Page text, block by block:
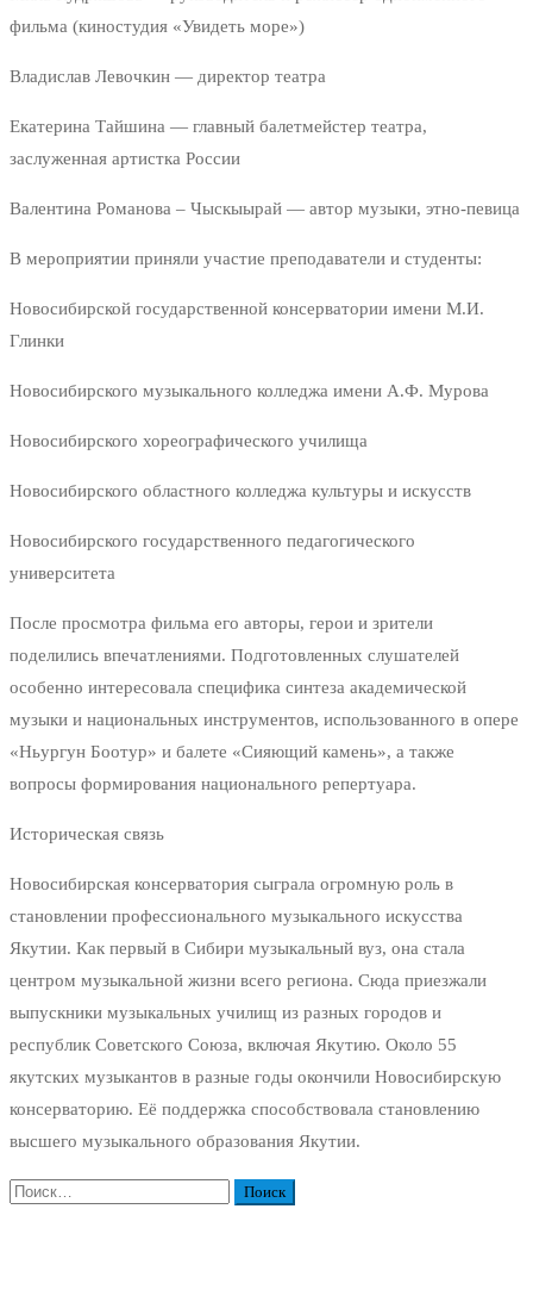
фильма (киностудия «Увидеть море»)
Владислав Левочкин — директор театра
Екатерина Тайшина — главный балетмейстер театра,
заслуженная артистка России
Валентина Романова – Чыскыырай — автор музыки, этно-певица
В мероприятии приняли участие преподаватели и студенты:
Новосибирской государственной консерватории имени М.И.
Глинки
Новосибирского музыкального колледжа имени А.Ф. Мурова
Новосибирского хореографического училища
Новосибирского областного колледжа культуры и искусств
Новосибирского государственного педагогического
университета
После просмотра фильма его авторы, герои и зрители
поделились впечатлениями. Подготовленных слушателей
особенно интересовала специфика синтеза академической
музыки и национальных инструментов, использованного в опере
«Ньургун Боотур» и балете «Сияющий камень», а также
вопросы формирования национального репертуара.
Историческая связь
Новосибирская консерватория сыграла огромную роль в
становлении профессионального музыкального искусства
Якутии. Как первый в Сибири музыкальный вуз, она стала
центром музыкальной жизни всего региона. Сюда приезжали
выпускники музыкальных училищ из разных городов и
республик Советского Союза, включая Якутию. Около 55
якутских музыкантов в разные годы окончили Новосибирскую
консерваторию. Её поддержка способствовала становлению
высшего музыкального образования Якутии.
Найти: